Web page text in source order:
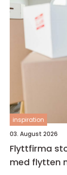
inspiration
03. August 2026
Flyttfirma
med flytten